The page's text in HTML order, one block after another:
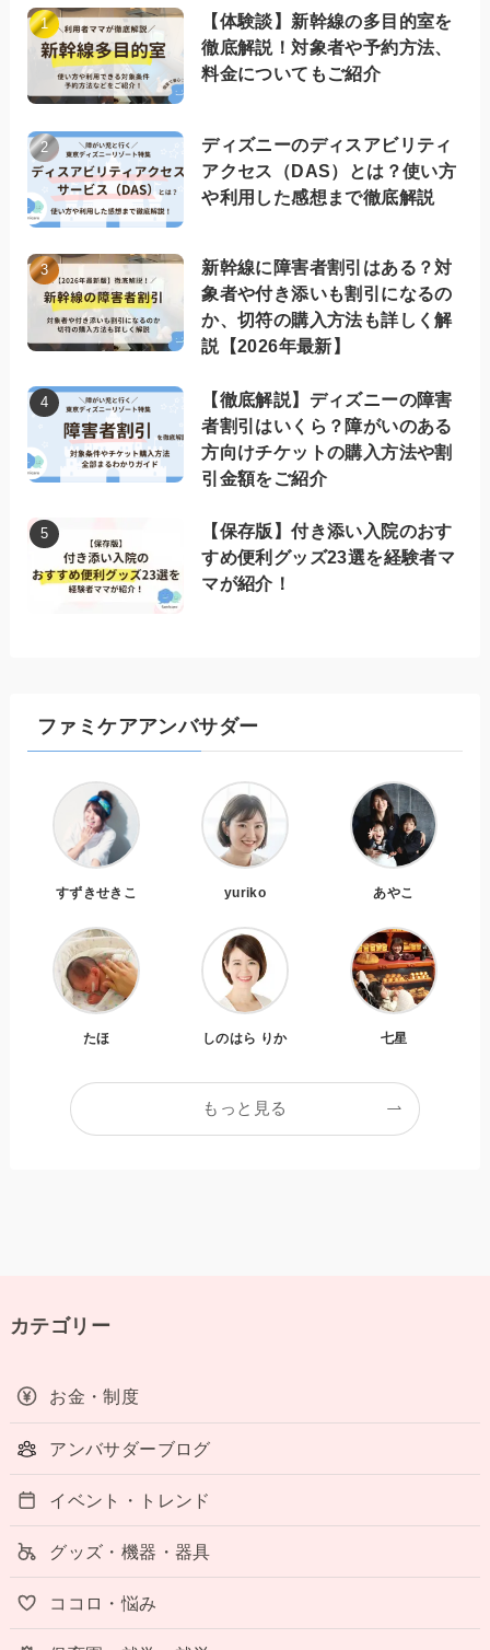
【体験談】新幹線の多目的室を
徹底解説！対象者や予約方法、
料金についてもご紹介
ディズニーのディスアビリティ
アクセス（DAS）とは？使い方
や利用した感想まで徹底解説
新幹線に障害者割引はある？対
象者や付き添いも割引になるの
か、切符の購入方法も詳しく解
説【2026年最新】
【徹底解説】ディズニーの障害
者割引はいくら？障がいのある
方向けチケットの購入方法や割
引金額をご紹介
【保存版】付き添い入院のおす
すめ便利グッズ23選を経験者マ
マが紹介！
ファミケアアンバサダー
すずきせきこ yuriko あやこ
たほ しのはら りか 七星
もっと見る
カテゴリー
お金・制度
アンバサダーブログ
イベント・トレンド
グッズ・機器・器具
ココロ・悩み